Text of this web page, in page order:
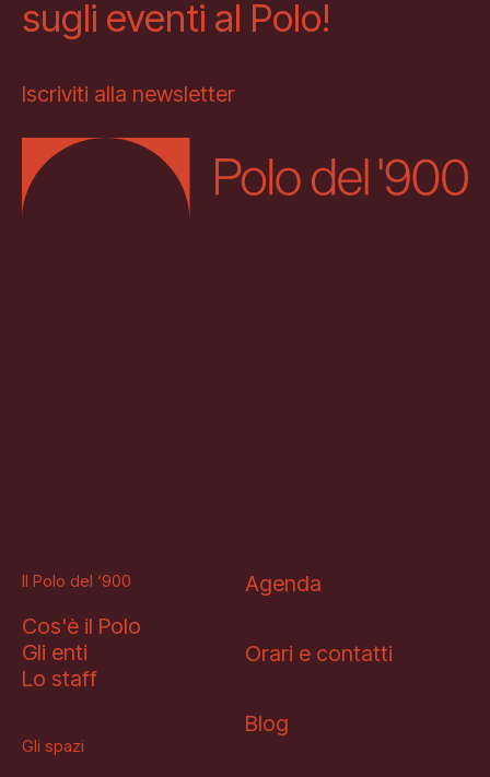
sugli eventi al Polo!
Iscriviti alla newsletter
Il Polo del ‘900
Cos'è il Polo
Gli enti
Lo staff
Gli spazi
Agenda
Orari e contatti
Blog